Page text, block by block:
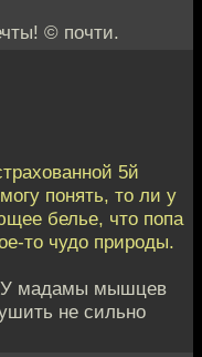
© почти.
5й
понять, то ли у
белье, что попа
то чудо природы.
У мадамы мышцев
не сильно